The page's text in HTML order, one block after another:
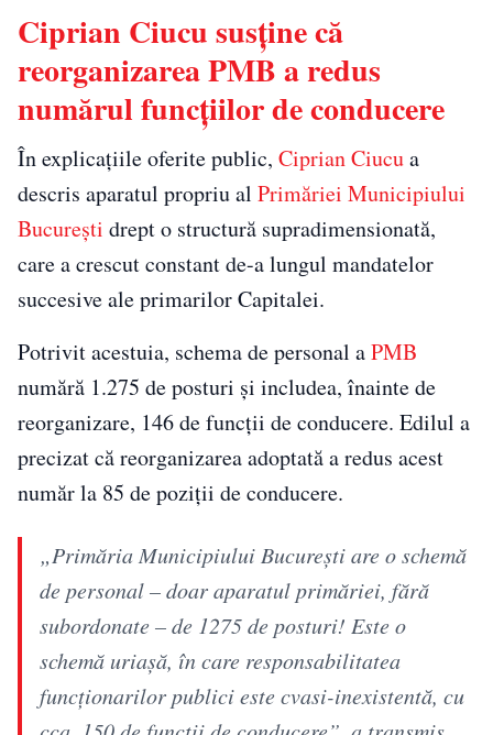
Ciprian Ciucu susține că
reorganizarea PMB a redus
numărul funcțiilor de conducere
În explicațiile oferite public, Ciprian Ciucua
descris aparatul propriu al Primăriei Municipiului
București drept o structură supradimensionată,
care a crescut constant de-a lungul mandatelor
succesive ale primarilor Capitalei.
Potrivit acestuia, schema de personal aPMB
numără 1.275 de posturi și includea, înainte de
reorganizare, 146 de funcții de conducere. Edilul a
precizat că reorganizarea adoptată a redus acest
număr la 85 de poziții de conducere.
„Primăria Municipiului București are o schemă
de personal – doar aparatul primăriei, fără
subordonate – de 1275 de posturi! Este o
schemă uriașă, în care responsabilitatea
funcționarilor publici este cvasi-inexistentă, cu